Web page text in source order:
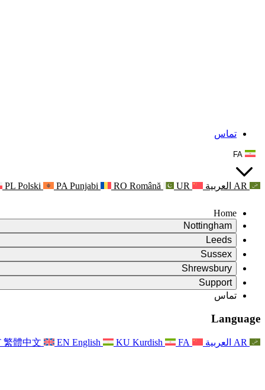
تماس
FA
AR العربية PL Polski PA Punjabi RO Română UR
Home
Nottingham
Review
رئیس بررسی
تیم بررسی مستقل
شرایط مرجع
گزارش نهایی بررسی مستقل
سوالات متداول
For Families
فرآیند بازخورد خانواده
آخرین به‌روزرسانی‌ها
خبرنامه‌ها
Leeds
Review
رئیس بررسی
تیم بررسی مستقل
شرایط مرجع
تماس
حمایت روانی از خانواده‌ها
رویدادها
Sussex
Review
رئیس بررسی
تیم بررسی مستقل
شرایط مرجع
For Families
به روز رسانی برای خانواده ها
Shrewsbury
Review
شرح وظایف برای بررسی زایمان
اطلاعیه ها
Reports
گزارش نهایی بررسی مستقل
اولین گزارش از نشریه ایندیپندنت ریویو
For Families
Support
Leeds
Nottingham
خدمات پشتیبانی روانشناختی خانواده
پشتیبانی بحران سلامت روان
خدمات منطقه‌ای ناتینگهام
تماس
Language
AR العربية 繁體中文 EN English KU Kurdish FA